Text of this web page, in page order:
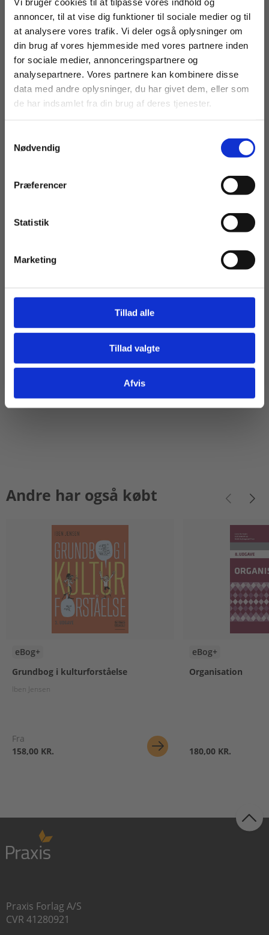
annoncer, til at vise dig funktioner til sociale medier og til
at analysere vores trafik. Vi deler også oplysninger om
din brug af vores hjemmeside med vores partnere inden
for sociale medier, annonceringspartnere og
analysepartnere. Vores partnere kan kombinere disse
data med andre oplysninger, du har givet dem, eller som
de har indsamlet fra din brug af deres tjenester.
Nødvendig
Præferencer
Statistik
Marketing
Tillad alle
Tillad valgte
Afvis
Specifikt henvender bogen sig til
uddannelsesområderne: AU i ledelse, AU i
Innovation, Produkt og Produktion samt til HD 1.
del.
Lærebogen er generelt velegnet til
markedsføringsøkonom, finansøkonom,
ingeniøruddannelser og andre videregående
projektledelse indgår i uddannelsesforløbet.
lærebogen også flere online materialer på bogens
webside på Trojka.dk. Det er bl.a. muligt at
figurer.
Link til bogens website:
https://trojka.dk/projektledelse-2021.aspx.
Juni 2021
Niels Vestergaard Olsen
Susanne Muusmann Lassen
Andre har også købt
eBog+
Grundbog i kulturforståelse
Iben Jensen
Fra
158,00 KR.
eBog+
Organisation
180,00 KR.
Praxis Forlag A/S
CVR 41280921
For privatkunder og
studerende. Du får
vist priser inkl.
For institutioner og
virksomheder. Du
får vist priser ekskl.
Gå til praxisOnline